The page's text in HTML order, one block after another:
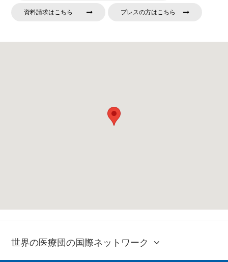
資料請求はこちら プレスの方はこちら
世界の医療団の国際ネットワーク